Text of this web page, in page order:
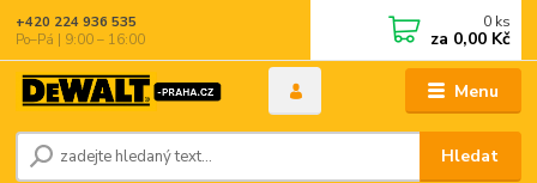
Menu
Hledat
+420 224 936 535
Po–Pá | 9:00 – 16:00
0 ks
za 0,00 Kč